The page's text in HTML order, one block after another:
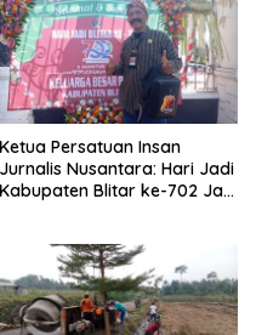
Ketua Persatuan Insan
Jurnalis Nusantara: Hari Jadi
Kabupaten Blitar ke-702 Jadi